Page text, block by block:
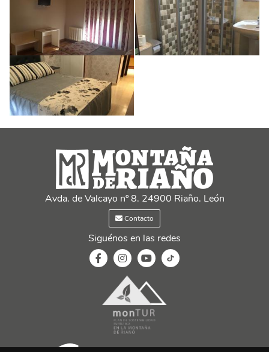
Avda. de Valcayo nº 8. 24900 Riaño. León
Contacto
Siguénos en las redes